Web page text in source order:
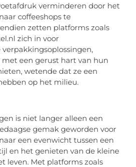
verminderen door het
coffeeshops te
zetten platforms zoals
zich in voor
een gerust hart van hun
wetende dat ze een
op het milieu.
is niet langer alleen een
gemak geworden voor
een evenwicht tussen een
en het genieten van de kleine
leven. Met platforms zoals